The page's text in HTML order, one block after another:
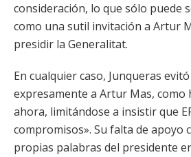
consideración, lo que sólo puede
como una sutil invitación a Artur
presidir la Generalitat.
En cualquier caso, Junqueras
expresamente a Artur Mas, como
ahora, limitándose a insistir que
compromisos». Su falta de apoyo
propias palabras del presidente